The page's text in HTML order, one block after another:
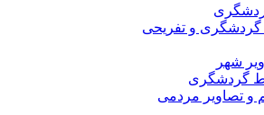
گردشگری و تفریحی
شهر
گردشگری
و تصاویر مردمی